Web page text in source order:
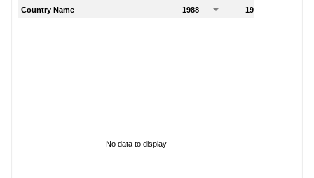
Country Name 1988 1989
No data to display